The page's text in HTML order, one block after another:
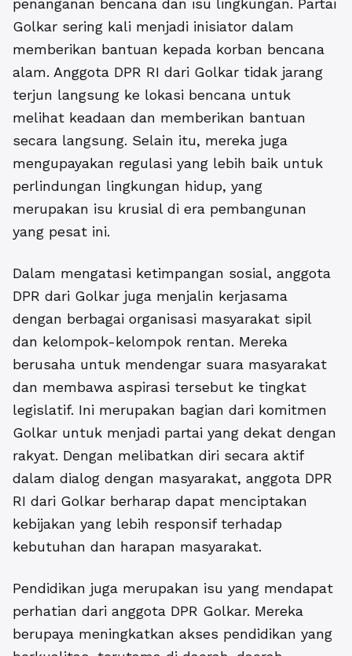
penanganan bencana dan isu lingkungan. Partai
Golkar sering kali menjadi inisiator dalam
memberikan bantuan kepada korban bencana
alam. Anggota DPR RI dari Golkar tidak jarang
terjun langsung ke lokasi bencana untuk
melihat keadaan dan memberikan bantuan
secara langsung. Selain itu, mereka juga
mengupayakan regulasi yang lebih baik untuk
perlindungan lingkungan hidup, yang
merupakan isu krusial di era pembangunan
yang pesat ini.
Dalam mengatasi ketimpangan sosial, anggota
DPR dari Golkar juga menjalin kerjasama
dengan berbagai organisasi masyarakat sipil
dan kelompok-kelompok rentan. Mereka
berusaha untuk mendengar suara masyarakat
dan membawa aspirasi tersebut ke tingkat
legislatif. Ini merupakan bagian dari komitmen
Golkar untuk menjadi partai yang dekat dengan
rakyat. Dengan melibatkan diri secara aktif
dalam dialog dengan masyarakat, anggota DPR
RI dari Golkar berharap dapat menciptakan
kebijakan yang lebih responsif terhadap
kebutuhan dan harapan masyarakat.
Pendidikan juga merupakan isu yang mendapat
perhatian dari anggota DPR Golkar. Mereka
berupaya meningkatkan akses pendidikan yang